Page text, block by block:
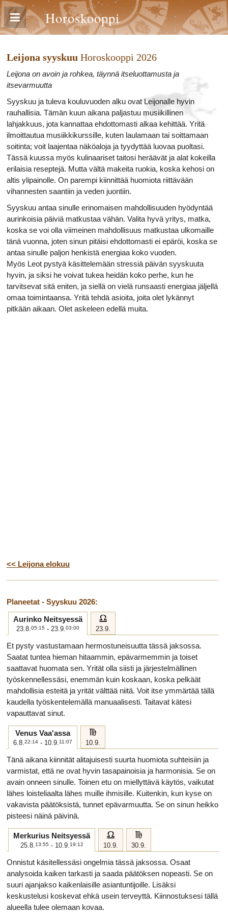
Horoskooppi
Leijona syyskuu Horoskooppi 2026
Leijona on avoin ja rohkea, täynnä itseluottamusta ja
itsevarmuutta
Syyskuu ja tuleva kouluvuoden alku ovat Leijonalle hyvin
rauhallisia. Tämän kuun aikana paljastuu musiikillinen
lahjakkuus, jota kannattaa ehdottomasti alkaa kehittää. Yritä
ilmoittautua musiikkikurssille, kuten laulamaan tai soittamaan
soitinta; voit laajentaa näköaloja ja tyydyttää luovaa puoltasi.
Tässä kuussa myös kulinaariset taitosi heräävät ja alat kokeilla
erilaisia reseptejä. Mutta vältä makeita ruokia, koska kehosi on
altis ylipainolle. On parempi kiinnittää huomiota riittävään
vihannesten saantiin ja veden juontiin.
Syyskuu antaa sinulle erinomaisen mahdollisuuden hyödyntää
aurinkoisia päiviä matkustaa vähän. Valita hyvä yritys, matka,
koska se voi olla viimeinen mahdollisuus matkustaa ulkomaille
tänä vuonna, joten sinun pitäisi ehdottomasti ei epäröi, koska se
antaa sinulle paljon henkistä energiaa koko vuoden.
Myös Leot pystyä käsittelemään stressiä päivän syyskuuta
hyvin, ja siksi he voivat tukea heidän koko perhe, kun he
tarvitsevat sitä eniten, ja siellä on vielä runsaasti energiaa jäljellä
omaa toimintaansa. Yritä tehdä asioita, joita olet lykännyt
pitkään aikaan. Olet askeleen edellä muita.
<< Leijona elokuu
Planeetat - Syyskuu 2026:
Aurinko Neitsyessä
23.8.05:15 - 23.9.03:00
g
23.9.
Et pysty vastustamaan hermostuneisuutta tässä jaksossa.
Saatat tuntea hieman hitaammin, epävarmemmin ja toiset
saattavat huomata sen. Yrität olla siisti ja järjestelmällinen
työskennellessäsi, enemmän kuin koskaan, koska pelkäät
mahdollisia esteitä ja yrität välttää niitä. Voit itse ymmärtää tällä
kaudella työskentelemällä manuaalisesti. Taitavat kätesi
vapauttavat sinut.
Venus Vaa'assa
6.8.22:14 - 10.9.11:07
h
10.9.
Tänä aikana kiinnität alitajuisesti suurta huomiota suhteisiin ja
varmistat, että ne ovat hyvin tasapainoisia ja harmonisia. Se on
avain onneen sinulle. Toinen etu on miellyttävä käytös, vaikutat
lähes loisteliaalta lähes muille ihmisille. Kuitenkin, kun kyse on
vakavista päätöksistä, tunnet epävarmuutta. Se on sinun heikko
pisteesi näinä päivinä.
Merkurius Neitsyessä
25.8.13:55 - 10.9.19:12
g
10.9.
h
30.9.
Onnistut käsitellessäsi ongelmia tässä jaksossa. Osaat
analysoida kaiken tarkasti ja saada päätöksen nopeasti. Se on
suuri ajanjakso kaikenlaisille ​​asiantuntijoille. Lisäksi
keskustelusi koskevat ehkä usein terveyttä. Kiinnostuksesi tällä
alueella tulee olemaan kovaa.